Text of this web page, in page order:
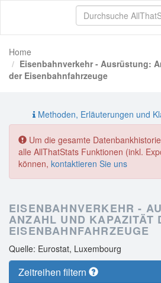
Home
Eisenbahnverkehr - Ausrüstung:
der Eisenbahnfahrzeuge
Methoden, Erläuterungen und
Um die gesamte
alle AllThatStats Funktionen (inkl.
können, kontaktieren Sie uns
EISENBAHNVERKEHR -
ANZAHL UND KAPAZITÄT
EISENBAHNFAHRZEUGE
Quelle: Eurostat, Luxembourg
Zeitreihen filtern